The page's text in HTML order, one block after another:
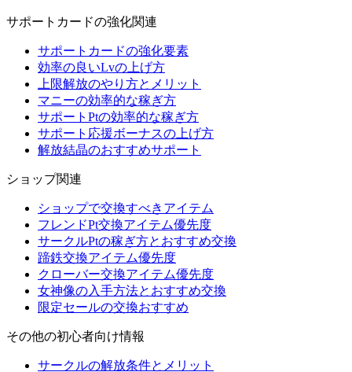
サポートカードの強化関連
サポートカードの強化要素
効率の良いLvの上げ方
上限解放のやり方とメリット
マニーの効率的な稼ぎ方
サポートPtの効率的な稼ぎ方
サポート応援ボーナスの上げ方
解放結晶のおすすめサポート
ショップ関連
ショップで交換すべきアイテム
フレンドPt交換アイテム優先度
サークルPtの稼ぎ方とおすすめ交換
蹄鉄交換アイテム優先度
クローバー交換アイテム優先度
女神像の入手方法とおすすめ交換
限定セールの交換おすすめ
その他の初心者向け情報
サークルの解放条件とメリット